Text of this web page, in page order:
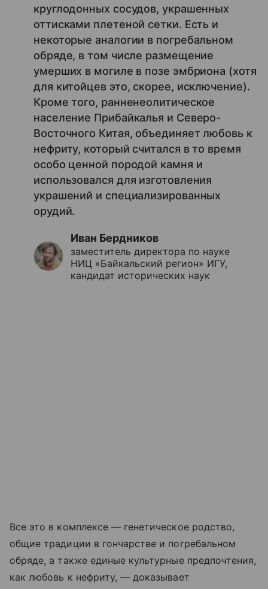
круглодонных сосудов, украшенных
оттисками плетеной сетки. Есть и
некоторые аналогии в погребальном
обряде, в том числе размещение
умерших в могиле в позе эмбриона (хотя
для китойцев это, скорее, исключение).
Кроме того, ранненеолитическое
население Прибайкалья и Северо-
Восточного Китая, объединяет любовь к
нефриту, который считался в то время
особо ценной породой камня и
использовался для изготовления
украшений и специализированных
орудий.
Иван Бердников
заместитель директора по науке
НИЦ «Байкальский регион» ИГУ,
кандидат исторических наук
Все это в комплексе — генетическое родство,
общие традиции в гончарстве и погребальном
обряде, а также единые культурные предпочтения,
как любовь к нефриту, — доказывает